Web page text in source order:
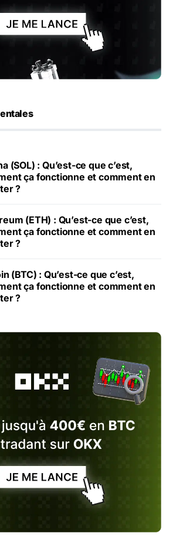
(SOL) : Qu’est-ce que c’est,
ça fonctionne et comment en
?
(ETH) : Qu’est-ce que c’est,
ça fonctionne et comment en
?
(BTC) : Qu’est-ce que c’est,
ça fonctionne et comment en
?